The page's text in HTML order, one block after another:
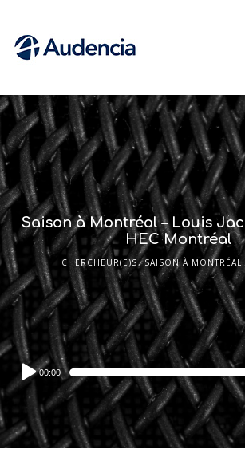
Saison à Montréal – Louis
HEC Montréal
CHERCHEUR(E)S,SAISON À MONTRÉAL
Audio
Player
00:00